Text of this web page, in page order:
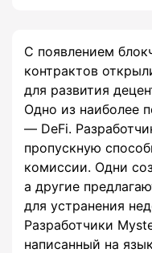
C появлением
контрактов
для развития
Одно из наиболее
— DeFi.
пропускную
комиссии. Одни
а другие
для устранения
Разработчики
написанный на